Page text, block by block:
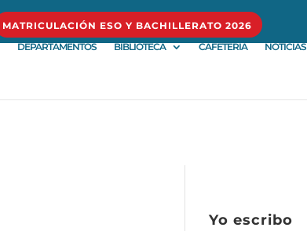
MATRICULACIÓN ESO Y BACHILLERATO 2026
DEPARTAMENTOS BIBLIOTECA CAFETERÍA NOTICIAS
Yo escribo